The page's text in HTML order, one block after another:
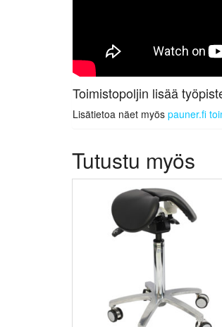
Toimistopoljin lisää
Lisätietoa näet myös pauner.fi
Tutustu myös